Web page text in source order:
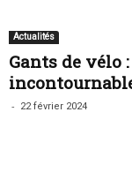
Actualités
Gants de vélo
- 22 février 2024